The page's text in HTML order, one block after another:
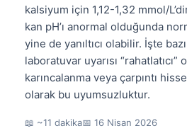
kalsiyum için 1,12-1,32 mmol/
kan pH’ı anormal olduğunda
yine de yanıltıcı olabilir. İşte
laboratuvar uyarısı “rahatlatıcı”
karıncalanma veya çarpıntı
olarak bu uyumsuzluktur.
📖 ~11 dakika📅 16 Nisan 2026